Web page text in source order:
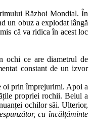
Război Mondial. În
un obuz a explodat lângă
că va ridica în acest loc
ochi ce are diametrul de
constant de un izvor
oi prin împrejurimi. Apoi a
propriei rochii. Beiul a
ochilor săi. Ulterior,
cu încălțăminte